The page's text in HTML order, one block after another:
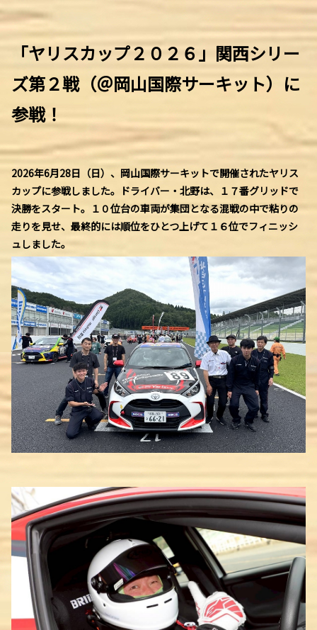
「ヤリスカップ２０２６」 関西シリー
ズ第２戦（＠岡山国際サーキット）に
参戦！
2026年6月28日（日）、岡山国際サーキットで開催されたヤリス
カップに参戦しました。ドライバー・北野は、１７番グリッドで
決勝をスタート。１０位台の車両が集団となる混戦の中で粘りの
走りを見せ、最終的には順位をひとつ上げて１６位でフィニッシ
ュしました。